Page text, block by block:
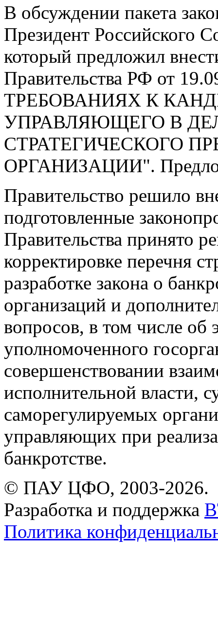
В обсуждении пакета
Президент Российского
который предложил
Правительства РФ от
ТРЕБОВАНИЯХ К
УПРАВЛЯЮЩЕГО В
СТРАТЕГИЧЕСКОГО
ОРГАНИЗАЦИИ".
Правительство решило
подготовленные
Правительства принято
корректировке перечня
разработке закона о
организаций и
вопросов, в том числе об
уполномоченного
совершенствовании
исполнительной власти,
саморегулируемых
управляющих при
банкротстве.
© ПАУ ЦФО, 2003-2026.
Разработка и поддержка
Политика